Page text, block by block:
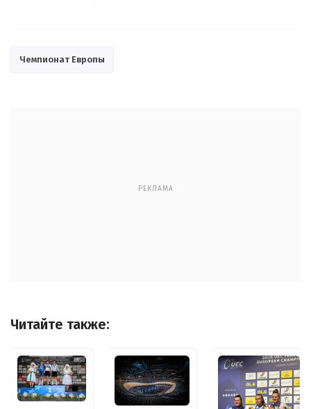
Чемпионат Европы
РЕКЛАМА
Читайте также: